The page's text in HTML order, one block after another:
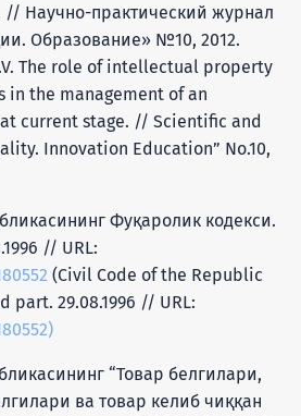
// Научно-практический журнал
Образование» №10, 2012.
The role of intellectual property
in the management of an
current stage. // Scientific and
Innovation Education” No.10,
Фуқаролик кодекси.
// URL:
(Civil Code of the Republic
part. 29.08.1996 // URL:
“Товар белгилари,
ва товар келиб чиққан